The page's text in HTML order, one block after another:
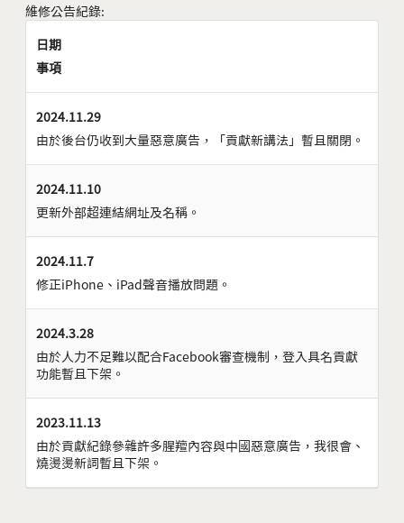
維修公告紀錄:
日期
事項
2024.11.29
由於後台仍收到大量惡意廣告，「貢獻新講法」暫且關閉。
2024.11.10
更新外部超連結網址及名稱。
2024.11.7
修正iPhone、iPad聲音播放問題。
2024.3.28
由於人力不足難以配合Facebook審查機制，登入具名貢獻
功能暫且下架。
2023.11.13
由於貢獻紀錄參雜許多腥羶內容與中國惡意廣告，我很會、
燒燙燙新詞暫且下架。